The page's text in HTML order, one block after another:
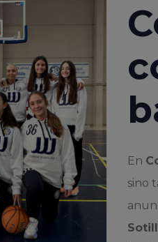
En
sino